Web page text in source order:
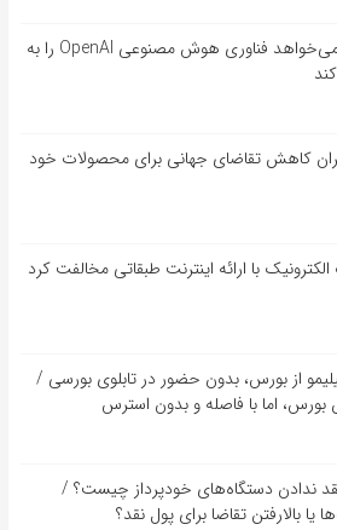
مایکروسافت می‌خواهد فناوری هوش مصنوعی OpenAI را به
کاهش تقاضای جهانی برای محصولات خود
با ارائه اینترنت طبقاتی مخالفت کرد
از بورس، بدون حضور در تابلوی بورسی /
اما با فاصله و بدون استرس
ندادن دستگاه‌های خودپرداز چیست؟ /
یا بالارفتن تقاضا برای پول نقد؟